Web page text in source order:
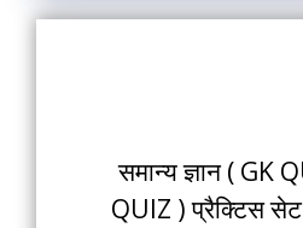
समान्य ज्ञान ( GK
QUIZ ) प्रैक्टिस सेट